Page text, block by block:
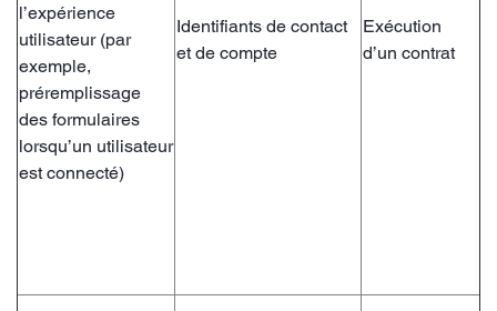
l’expérience
utilisateur (par
exemple,
préremplissage
des formulaires
lorsqu’un utilisateur
est connecté)
Identifiants de contact
et de compte
Exécution
d’un contrat